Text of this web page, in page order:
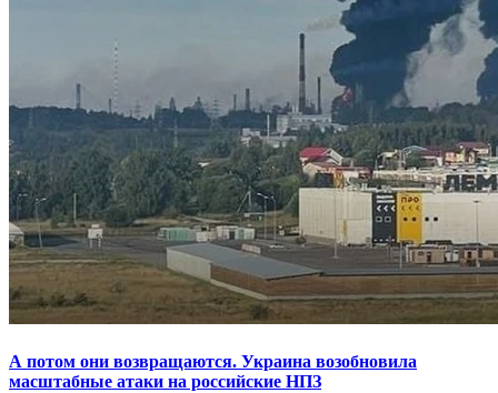
А потом они возвращаются. Украина возобновила
масштабные атаки на российские НПЗ